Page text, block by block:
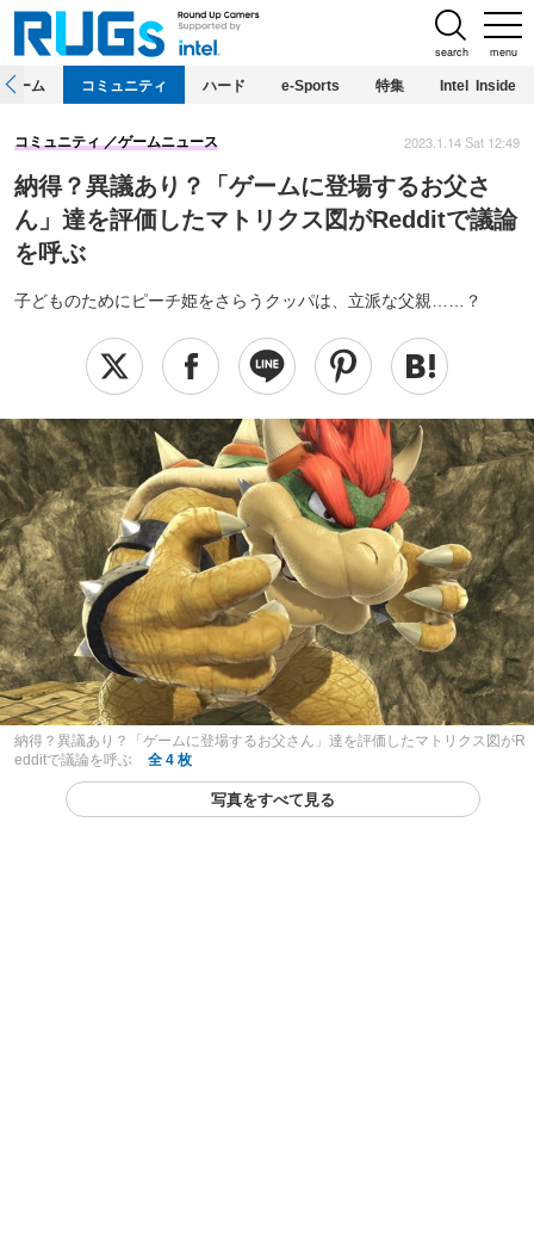
menu
search
ホーム コミュニティ ハード e-Sports 特集 Intel Inside
納得？異議あり？「ゲームに登場するお父さ
ん」達を評価したマトリクス図がRedditで議論
を呼ぶ
子どものためにピーチ姫をさらうクッパは、立派な父親……？
コミュニティ ゲームニュース 2023.1.14 Sat 12:49
納得？異議あり？「ゲームに登場するお父さん」達を評価したマトリクス図がR
edditで議論を呼ぶ
全 4 枚
写真をすべて見る